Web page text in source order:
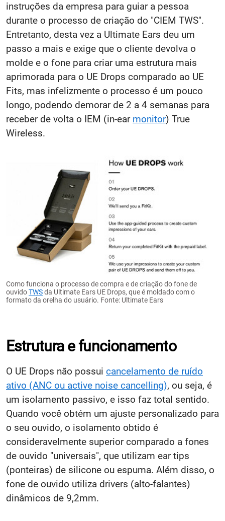
instruções da empresa para guiar a pessoa
durante o processo de criação do "CIEM TWS".
Entretanto, desta vez a Ultimate Ears deu um
passo a mais e exige que o cliente devolva o
molde e o fone para criar uma estrutura mais
aprimorada para o UE Drops comparado ao UE
Fits, mas infelizmente o processo é um pouco
longo, podendo demorar de 2 a 4 semanas para
receber de volta o IEM (in-ear monitor) True
Wireless.
Como funciona o processo de compra e de criação do fone de
ouvidoTWSda Ultimate Ears UE Drops, que é moldado com o
formato da orelha do usuário. Fonte: Ultimate Ears
Estrutura e funcionamento
O UE Drops não possui cancelamento de ruído
ativo (ANC ou active noise cancelling), ou seja, é
um isolamento passivo, e isso faz total sentido.
Quando você obtém um ajuste personalizado para
o seu ouvido, o isolamento obtido é
consideravelmente superior comparado a fones
de ouvido "universais", que utilizam ear tips
(ponteiras) de silicone ou espuma. Além disso, o
fone de ouvido utiliza drivers (alto-falantes)
dinâmicos de 9,2mm.